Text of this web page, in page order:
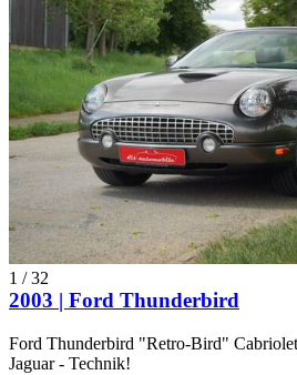
1 /32
2003 | Ford Thunderbird
Ford Thunderbird "Retro-Bird"
Jaguar - Technik!